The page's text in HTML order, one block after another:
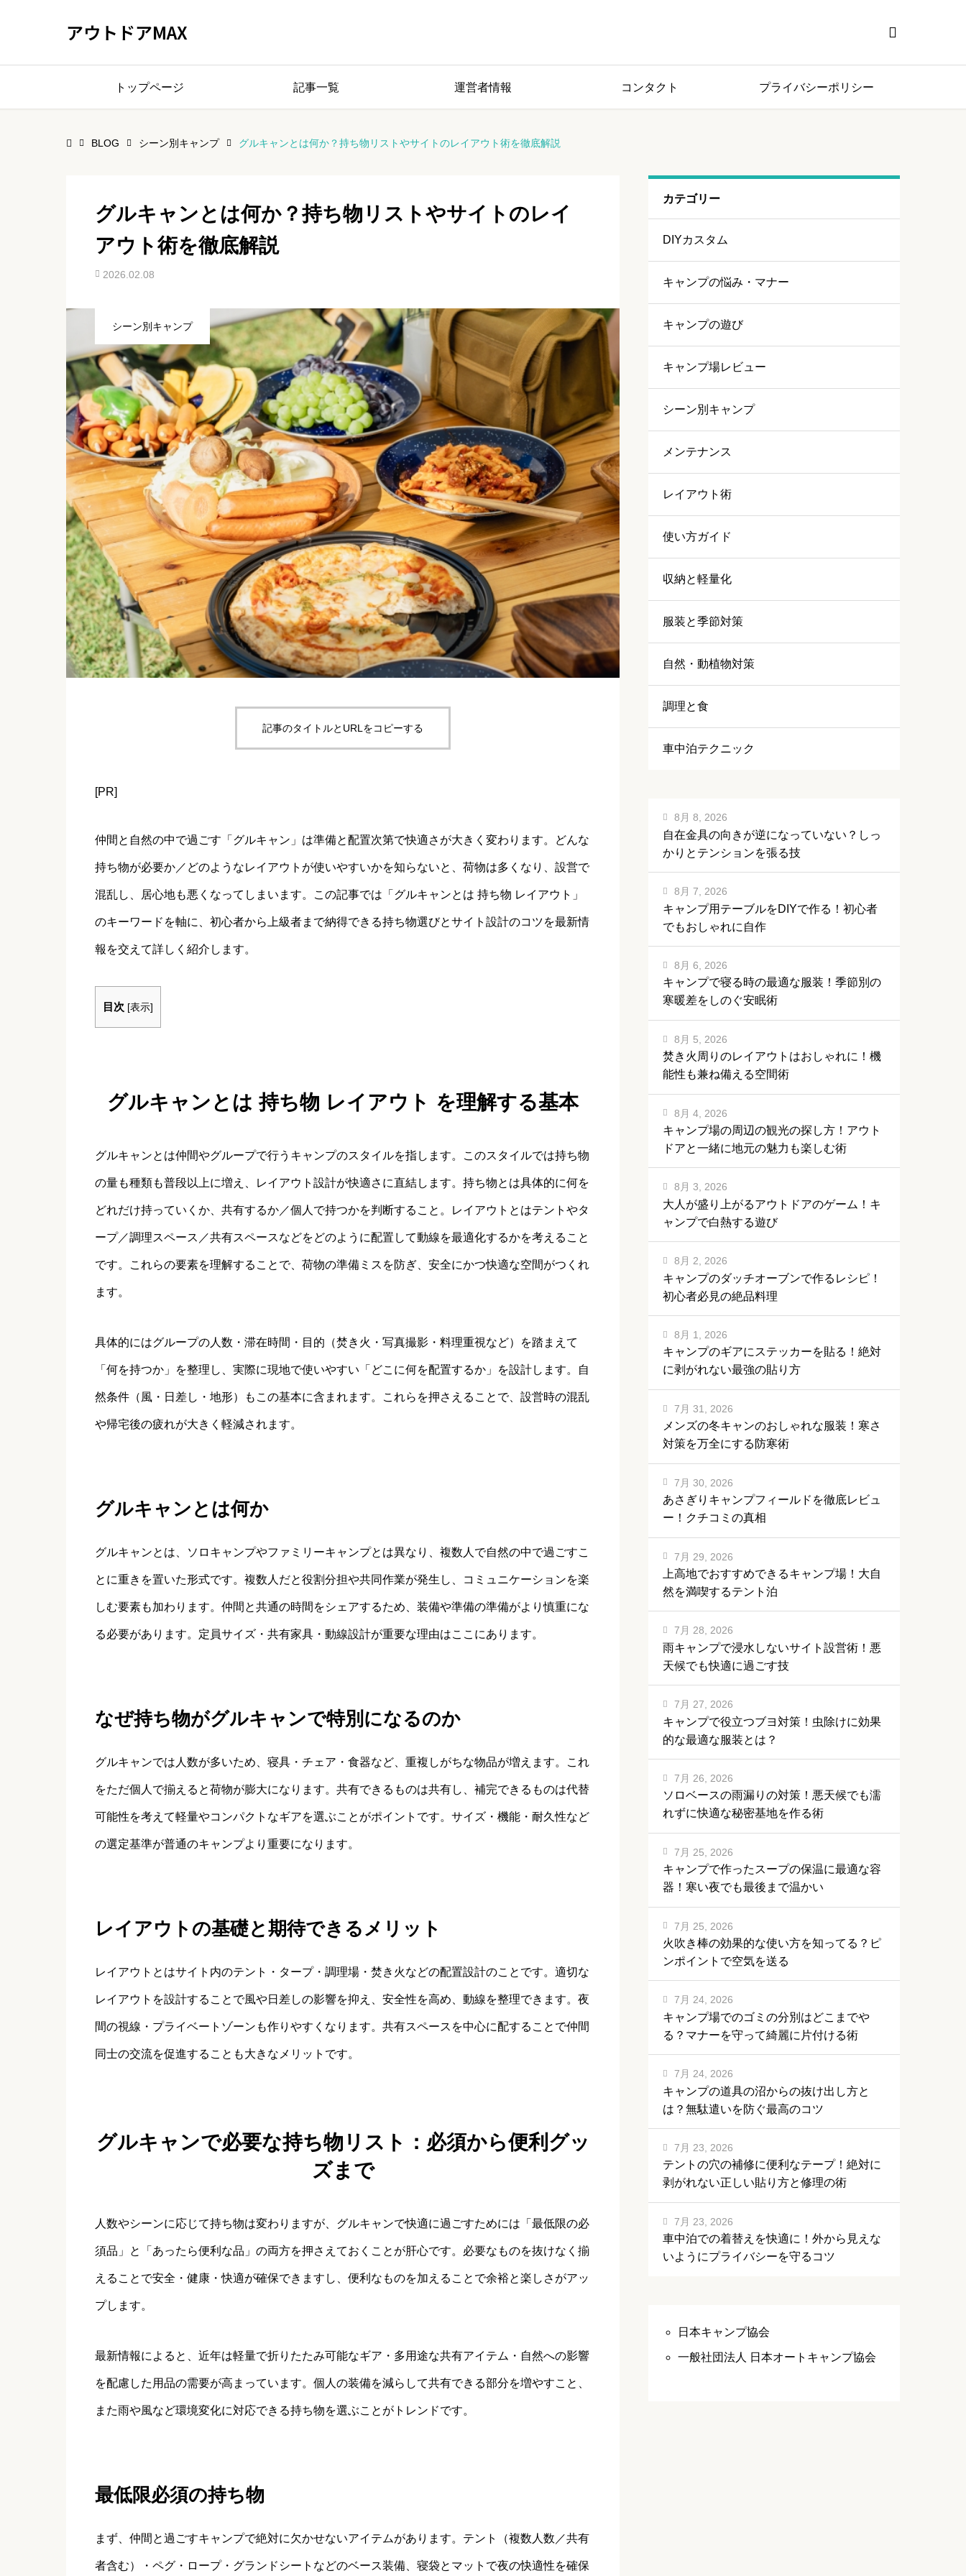
アウトドアMAX 
トップページ 記事一覧 運営者情報 コンタクト プライバシーポリシー
BLOG シーン別キャンプ グルキャンとは何か？持ち物リストやサイトのレイアウト術を徹底解説
グルキャンとは何か？持ち物リストやサイトのレイ
アウト術を徹底解説
2026.02.08
シーン別キャンプ
記事のタイトルとURLをコピーする
[PR]
仲間と自然の中で過ごす「グルキャン」は準備と配置次第で快適さが大きく変わります。どんな
持ち物が必要か／どのようなレイアウトが使いやすいかを知らないと、荷物は多くなり、設営で
混乱し、居心地も悪くなってしまいます。この記事では「グルキャンとは 持ち物 レイアウト」
のキーワードを軸に、初心者から上級者まで納得できる持ち物選びとサイト設計のコツを最新情
報を交えて詳しく紹介します。
目次 [表示]
グルキャンとは 持ち物 レイアウト を理解する基本
グルキャンとは仲間やグループで行うキャンプのスタイルを指します。このスタイルでは持ち物
の量も種類も普段以上に増え、レイアウト設計が快適さに直結します。持ち物とは具体的に何を
どれだけ持っていくか、共有するか／個人で持つかを判断すること。レイアウトとはテントやタ
ープ／調理スペース／共有スペースなどをどのように配置して動線を最適化するかを考えること
です。これらの要素を理解することで、荷物の準備ミスを防ぎ、安全にかつ快適な空間がつくれ
ます。
具体的にはグループの人数・滞在時間・目的（焚き火・写真撮影・料理重視など）を踏まえて
「何を持つか」を整理し、実際に現地で使いやすい「どこに何を配置するか」を設計します。自
然条件（風・日差し・地形）もこの基本に含まれます。これらを押さえることで、設営時の混乱
や帰宅後の疲れが大きく軽減されます。
グルキャンとは何か
グルキャンとは、ソロキャンプやファミリーキャンプとは異なり、複数人で自然の中で過ごすこ
とに重きを置いた形式です。複数人だと役割分担や共同作業が発生し、コミュニケーションを楽
しむ要素も加わります。仲間と共通の時間をシェアするため、装備や準備の準備がより慎重にな
る必要があります。定員サイズ・共有家具・動線設計が重要な理由はここにあります。
なぜ持ち物がグルキャンで特別になるのか
グルキャンでは人数が多いため、寝具・チェア・食器など、重複しがちな物品が増えます。これ
をただ個人で揃えると荷物が膨大になります。共有できるものは共有し、補完できるものは代替
可能性を考えて軽量やコンパクトなギアを選ぶことがポイントです。サイズ・機能・耐久性など
の選定基準が普通のキャンプより重要になります。
レイアウトの基礎と期待できるメリット
レイアウトとはサイト内のテント・タープ・調理場・焚き火などの配置設計のことです。適切な
レイアウトを設計することで風や日差しの影響を抑え、安全性を高め、動線を整理できます。夜
間の視線・プライベートゾーンも作りやすくなります。共有スペースを中心に配することで仲間
同士の交流を促進することも大きなメリットです。
グルキャンで必要な持ち物リスト：必須から便利グッ
ズまで
人数やシーンに応じて持ち物は変わりますが、グルキャンで快適に過ごすためには「最低限の必
須品」と「あったら便利な品」の両方を押さえておくことが肝心です。必要なものを抜けなく揃
えることで安全・健康・快適が確保できますし、便利なものを加えることで余裕と楽しさがアッ
プします。
最新情報によると、近年は軽量で折りたたみ可能なギア・多用途な共有アイテム・自然への影響
を配慮した用品の需要が高まっています。個人の装備を減らして共有できる部分を増やすこと、
また雨や風など環境変化に対応できる持ち物を選ぶことがトレンドです。
最低限必須の持ち物
まず、仲間と過ごすキャンプで絶対に欠かせないアイテムがあります。テント（複数人数／共有
者含む）・ペグ・ロープ・グランドシートなどのベース装備、寝袋とマットで夜の快適性を確保
カテゴリー
DIYカスタム
キャンプの悩み・マナー
キャンプの遊び
キャンプ場レビュー
シーン別キャンプ
メンテナンス
レイアウト術
使い方ガイド
収納と軽量化
服装と季節対策
自然・動植物対策
調理と食
車中泊テクニック
自在金具の向きが逆になっていない？しっ
かりとテンションを張る技
8月 8, 2026
キャンプ用テーブルをDIYで作る！初心者
でもおしゃれに自作
8月 7, 2026
キャンプで寝る時の最適な服装！季節別の
寒暖差をしのぐ安眠術
8月 6, 2026
焚き火周りのレイアウトはおしゃれに！機
能性も兼ね備える空間術
8月 5, 2026
キャンプ場の周辺の観光の探し方！アウト
ドアと一緒に地元の魅力も楽しむ術
8月 4, 2026
大人が盛り上がるアウトドアのゲーム！キ
ャンプで白熱する遊び
8月 3, 2026
キャンプのダッチオーブンで作るレシピ！
初心者必見の絶品料理
8月 2, 2026
キャンプのギアにステッカーを貼る！絶対
に剥がれない最強の貼り方
8月 1, 2026
メンズの冬キャンのおしゃれな服装！寒さ
対策を万全にする防寒術
7月 31, 2026
あさぎりキャンプフィールドを徹底レビュ
ー！クチコミの真相
7月 30, 2026
上高地でおすすめできるキャンプ場！大自
然を満喫するテント泊
7月 29, 2026
雨キャンプで浸水しないサイト設営術！悪
天候でも快適に過ごす技
7月 28, 2026
キャンプで役立つブヨ対策！虫除けに効果
的な最適な服装とは？
7月 27, 2026
ソロベースの雨漏りの対策！悪天候でも濡
れずに快適な秘密基地を作る術
7月 26, 2026
キャンプで作ったスープの保温に最適な容
器！寒い夜でも最後まで温かい
7月 25, 2026
火吹き棒の効果的な使い方を知ってる？ピ
ンポイントで空気を送る
7月 25, 2026
キャンプ場でのゴミの分別はどこまでや
る？マナーを守って綺麗に片付ける術
7月 24, 2026
キャンプの道具の沼からの抜け出し方と
は？無駄遣いを防ぐ最高のコツ
7月 24, 2026
テントの穴の補修に便利なテープ！絶対に
剥がれない正しい貼り方と修理の術
7月 23, 2026
車中泊での着替えを快適に！外から見えな
いようにプライバシーを守るコツ
7月 23, 2026
日本キャンプ協会
一般社団法人 日本オートキャンプ協会